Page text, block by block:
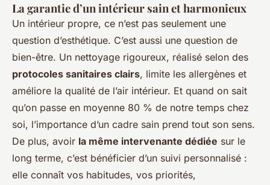
La garantie d’un intérieur sain et harmonieux
Un intérieur propre, ce n’est pas seulement une
question d’esthétique. C’est aussi une question de
bien-être. Un nettoyage rigoureux, réalisé selon des
protocoles sanitaires clairs, limite les allergènes et
améliore la qualité de l’air intérieur. Et quand on sait
qu’on passe en moyenne 80 % de notre temps chez
soi, l’importance d’un cadre sain prend tout son sens.
De plus, avoir la même intervenante dédiée sur le
long terme, c’est bénéficier d’un suivi personnalisé :
elle connaît vos habitudes, vos priorités,